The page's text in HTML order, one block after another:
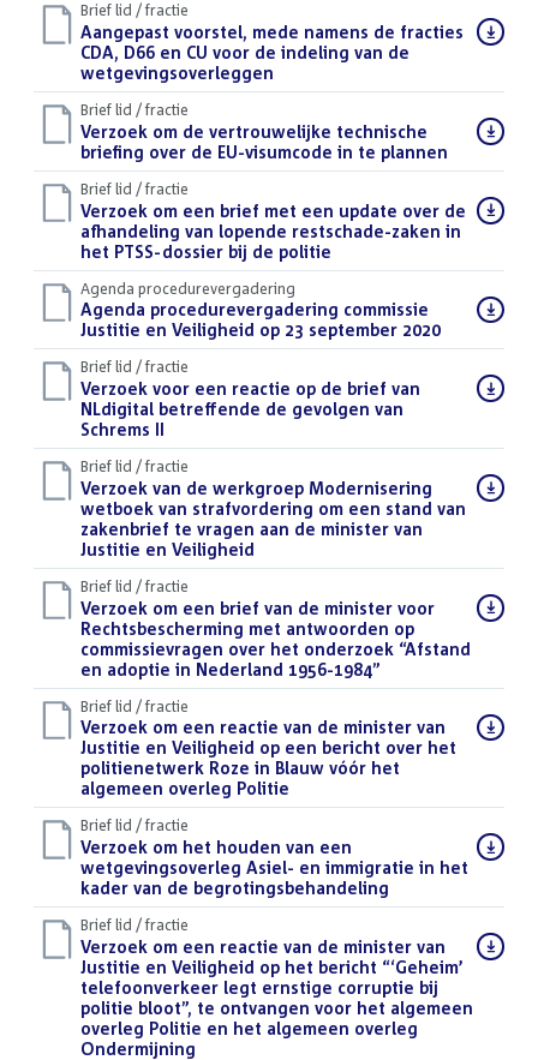
Brief lid / fractie
Download
bestand:
Aangepast voorstel, mede namens de fracties
CDA, D66 en CU voor de indeling van de
wetgevingsoverleggen
Brief lid / fractie
Download
bestand:
Verzoek om de vertrouwelijke technische
briefing over de EU-visumcode in te plannen (PDF)
Brief lid / fractie
Download
bestand:
Verzoek om een brief met een update over de
afhandeling van lopende restschade-zaken in
het PTSS-dossier bij de politie
Agenda procedurevergadering
Download
bestand:
Agenda procedurevergadering commissie
Justitie en Veiligheid op 23 september 2020(PDF)
Brief lid / fractie
Download
bestand:
Verzoek voor een reactie op de brief van
NLdigital betreffende de gevolgen van
Schrems II
Brief lid / fractie
Download
bestand:
Verzoek van de werkgroep Modernisering
wetboek van strafvordering om een stand van
zakenbrief te vragen aan de minister van
Justitie en Veiligheid
Brief lid / fractie
Download
bestand:
Verzoek om een brief van de minister voor
Rechtsbescherming met antwoorden op
commissievragen over het onderzoek “Afstand
en adoptie in Nederland 1956-1984”
Brief lid / fractie
Download
bestand:
Verzoek om een reactie van de minister van
Justitie en Veiligheid op een bericht over het
politienetwerk Roze in Blauw vóór het
algemeen overleg Politie
Brief lid / fractie
Download
bestand:
Verzoek om het houden van een
wetgevingsoverleg Asiel- en immigratie in het
kader van de begrotingsbehandeling
Brief lid / fractie
Download
bestand:
Verzoek om een reactie van de minister van
Justitie en Veiligheid op het bericht “‘Geheim’
telefoonverkeer legt ernstige corruptie bij
politie bloot”, te ontvangen voor het algemeen
overleg Politie en het algemeen overleg
Ondermijning